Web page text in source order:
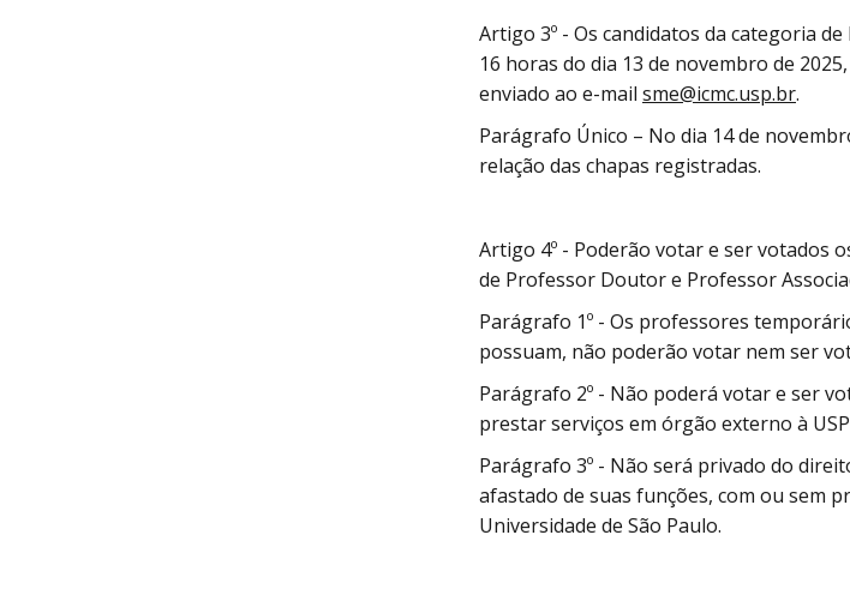
Artigo 3º - Os candidatos da categoria
16 horas do dia 13 de novembro de
enviado ao e-mail sme@icmc.usp.br.
Parágrafo Único – No dia 14 de
relação das chapas registradas.
Artigo 4º - Poderão votar e ser votados
de Professor Doutor e Professor
Parágrafo 1º - Os professores
possuam, não poderão votar nem ser
Parágrafo 2º - Não poderá votar e ser
prestar serviços em órgão externo à
Parágrafo 3º - Não será privado do
afastado de suas funções, com ou sem
Universidade de São Paulo.